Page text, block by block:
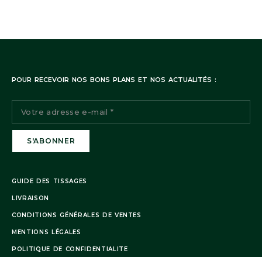
Notre service client reste à votre disposition
Remarque : Il n’est pas possible de retourner cet article. Cet
article étant réalisé sur mesure à la commande, un délai de
POUR RECEVOIR NOS BONS PLANS ET NOS ACTUALITÉS :
GUIDE DES TISSAGES
LIVRAISON
CONDITIONS GÉNÉRALES DE VENTES
MENTIONS LÉGALES
POLITIQUE DE CONFIDENTIALITE